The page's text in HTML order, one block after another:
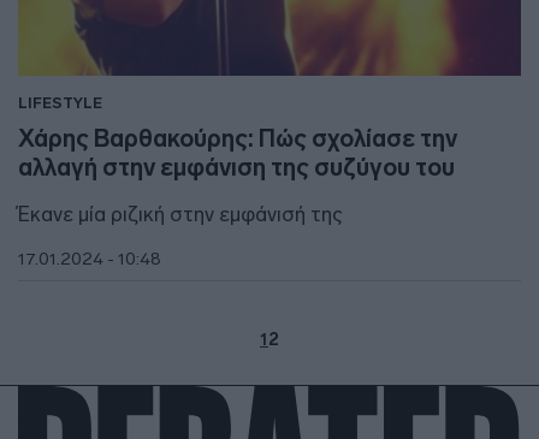
LIFESTYLE
Χάρης Βαρθακούρης: Πώς σχολίασε την
αλλαγή στην εμφάνιση της συζύγου του
Έκανε μία ριζική στην εμφάνισή της
17.01.2024 - 10:48
12